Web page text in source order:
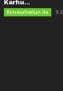
Karhu...
Koiraurheilun ilo